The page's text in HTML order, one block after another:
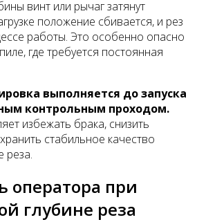
винт или рычаг затянут
положение сбивается, и рез
работы. Это особенно опасно
где требуется постоянная
выполняется до запуска
контрольным проходом.
избежать брака, снизить
стабильное качество
реза.
оператора при
глубине реза